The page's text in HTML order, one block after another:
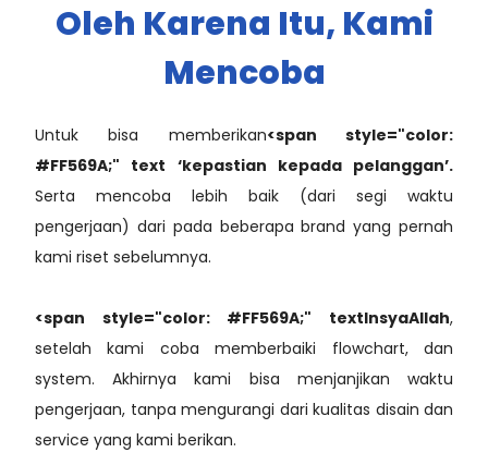
Oleh Karena Itu, Kami
Mencoba
Untuk bisa memberikan<span style="color:
#FF569A;" text ‘kepastian kepada pelanggan’.
Serta mencoba lebih baik (dari segi waktu
pengerjaan) dari pada beberapa brand yang pernah
kami riset sebelumnya.
<span style="color: #FF569A;" textInsyaAllah,
setelah kami coba memberbaiki flowchart, dan
system. Akhirnya kami bisa menjanjikan waktu
pengerjaan, tanpa mengurangi dari kualitas disain dan
service yang kami berikan.